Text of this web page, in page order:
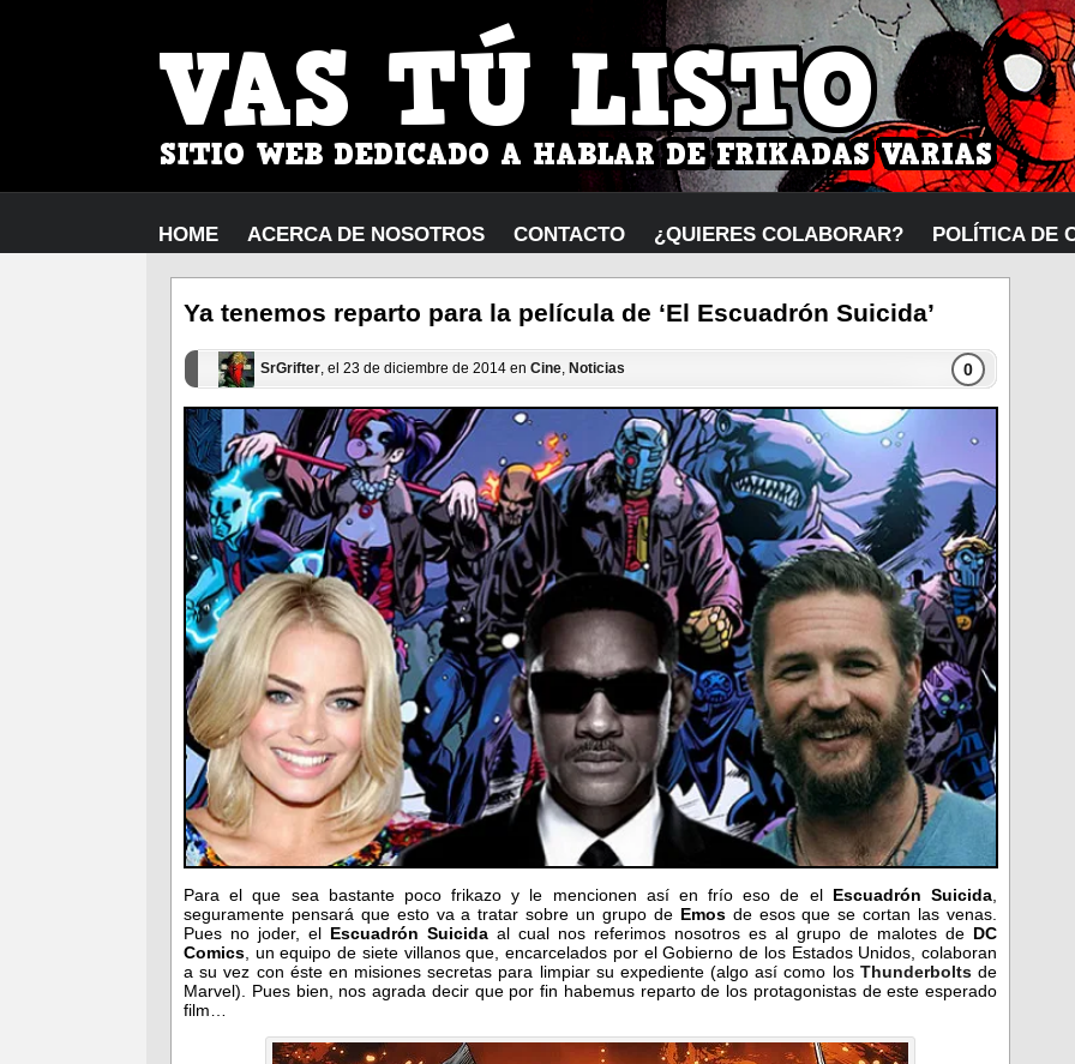
HOME ACERCA DE NOSOTROS CONTACTO ¿QUIERES COLABORAR? POLÍTICA DE
Ya tenemos reparto para la película de ‘El Escuadrón Suicida’
SrGrifter, el 23 de diciembre de 2014 en Cine, Noticias 0
Para el que sea bastante poco frikazo y le mencionen así en frío eso de elEscuadrón Suicida,
seguramente pensará que esto va a tratar sobre un grupo de Emosde esos que se cortan las venas.
Pues no joder, el Escuadrón Suicida al cual nos referimos nosotros es al grupo de malotes de DC
Comics, un equipo de siete villanos que, encarcelados por el Gobierno de los Estados Unidos, colaboran
a su vez con éste en misiones secretas para limpiar su expediente (algo así como los Thunderboltsde
Marvel). Pues bien, nos agrada decir que por fin habemus reparto de los protagonistas de este esperado
film…